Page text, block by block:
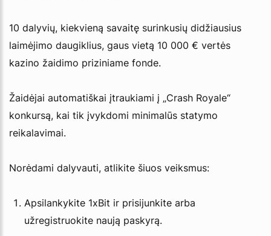
10 dalyvių, kiekvieną savaitę surinkusių didžiausius
laimėjimo daugiklius, gaus vietą 10 000 € vertės
kazino žaidimo priziniame fonde.
Žaidėjai automatiškai įtraukiami į „Crash Royale“
konkursą, kai tik įvykdomi minimalūs statymo
reikalavimai.
Norėdami dalyvauti, atlikite šiuos veiksmus:
Apsilankykite 1xBit ir prisijunkite arba
užregistruokite naują paskyrą.